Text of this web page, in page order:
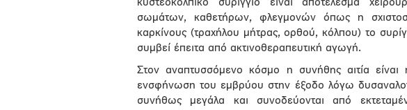
κυστεοκολπικό συρίγγιο είναι αποτέλεσμα
σωμάτων, καθετήρων, φλεγμονών όπως η
καρκίνους (τραχήλου μήτρας, ορθού, κόλπου) το
συμβεί έπειτα από ακτινοθεραπευτική αγωγή.
Στον αναπτυσσόμενο κόσμο η συνήθης αιτία
ενσφήνωση του εμβρύου στην έξοδο λόγω
συνήθως μεγάλα και συνοδεύονται από